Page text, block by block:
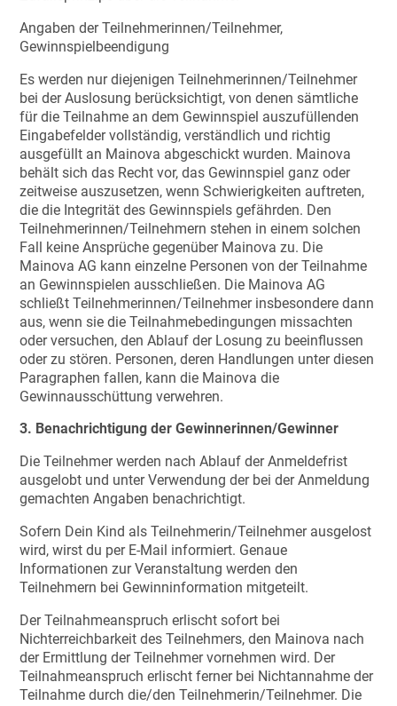
Angaben der Teilnehmerinnen/Teilnehmer,
Gewinnspielbeendigung
Es werden nur diejenigen Teilnehmerinnen/Teilnehmer
bei der Auslosung berücksichtigt, von denen sämtliche
für die Teilnahme an dem Gewinnspiel auszufüllenden
Eingabefelder vollständig, verständlich und richtig
ausgefüllt an Mainova abgeschickt wurden. Mainova
behält sich das Recht vor, das Gewinnspiel ganz oder
zeitweise auszusetzen, wenn Schwierigkeiten auftreten,
die die Integrität des Gewinnspiels gefährden. Den
Teilnehmerinnen/Teilnehmern stehen in einem solchen
Fall keine Ansprüche gegenüber Mainova zu. Die
Mainova AG kann einzelne Personen von der Teilnahme
an Gewinnspielen ausschließen. Die Mainova AG
schließt Teilnehmerinnen/Teilnehmer insbesondere dann
aus, wenn sie die Teilnahmebedingungen missachten
oder versuchen, den Ablauf der Losung zu beeinflussen
oder zu stören. Personen, deren Handlungen unter diesen
Paragraphen fallen, kann die Mainova die
Gewinnausschüttung verwehren.
3. Benachrichtigung der Gewinnerinnen/Gewinner
Die Teilnehmer werden nach Ablauf der Anmeldefrist
ausgelobt und unter Verwendung der bei der Anmeldung
gemachten Angaben benachrichtigt.
Sofern Dein Kind als Teilnehmerin/Teilnehmer ausgelost
wird, wirst du per E-Mail informiert. Genaue
Informationen zur Veranstaltung werden den
Teilnehmern bei Gewinninformation mitgeteilt.
Der Teilnahmeanspruch erlischt sofort bei
Nichterreichbarkeit des Teilnehmers, den Mainova nach
der Ermittlung der Teilnehmer vornehmen wird. Der
Teilnahmeanspruch erlischt ferner bei Nichtannahme der
Teilnahme durch die/den Teilnehmerin/Teilnehmer. Die